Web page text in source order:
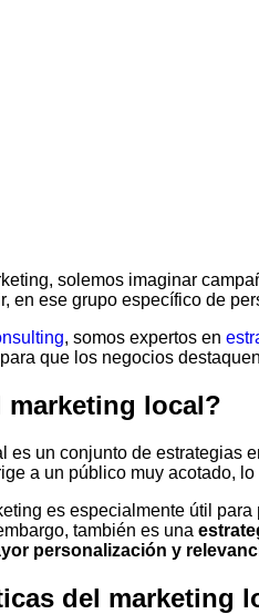
solemos imaginar
en ese grupo específico de
, somos expertos en
que los negocios
marketing local?
es un conjunto de estrategias
a un público muy acotado,
es especialmente útil para
también es una
personalización y
del marketing